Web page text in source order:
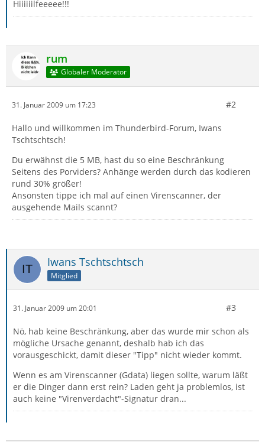
Hiiiiiilfeeeee!!!
rum
Globaler Moderator
31. Januar 2009 um 17:23 #2
Hallo und willkommen im Thunderbird-Forum, Iwans
Tschtschtsch!
Du erwähnst die 5 MB, hast du so eine Beschränkung
Seitens des Porviders? Anhänge werden durch das kodieren
rund 30% größer!
Ansonsten tippe ich mal auf einen Virenscanner, der
ausgehende Mails scannt?
Iwans Tschtschtsch
Mitglied
31. Januar 2009 um 20:01 #3
Nö, hab keine Beschränkung, aber das wurde mir schon als
mögliche Ursache genannt, deshalb hab ich das
vorausgeschickt, damit dieser "Tipp" nicht wieder kommt.
Wenn es am Virenscanner (Gdata) liegen sollte, warum läßt
er die Dinger dann erst rein? Laden geht ja problemlos, ist
auch keine "Virenverdacht"-Signatur dran...